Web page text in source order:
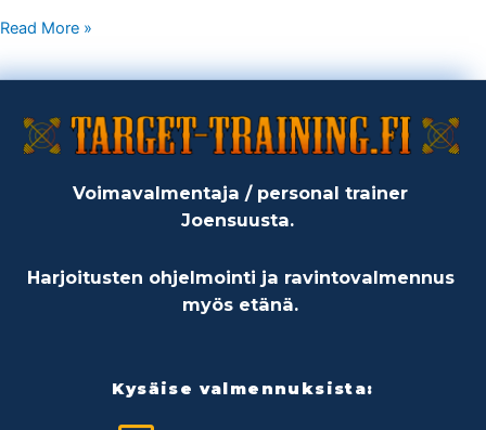
Read More »
Voimavalmentaja / personal trainer
Joensuusta.
Harjoitusten ohjelmointi ja ravintovalmennus
myös etänä.
Kysäise valmennuksista: